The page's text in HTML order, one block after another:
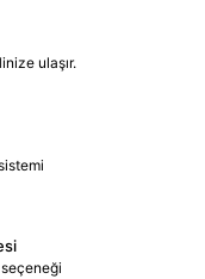
ulaşır.